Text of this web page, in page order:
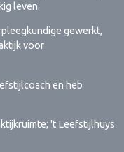
leven.
gewerkt,
voor
en heb
't Leefstijlhuys